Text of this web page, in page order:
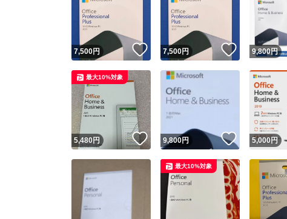
Yahoo!フリ
安心取引出品
安心取引
取引実績
取引実
商品
コピ
7,500円 いいね！
7,500円 いいね！
9,800円
5,480円 いいね！
最大10%対象
9,800円 いいね！
5,000円
最大10%対象